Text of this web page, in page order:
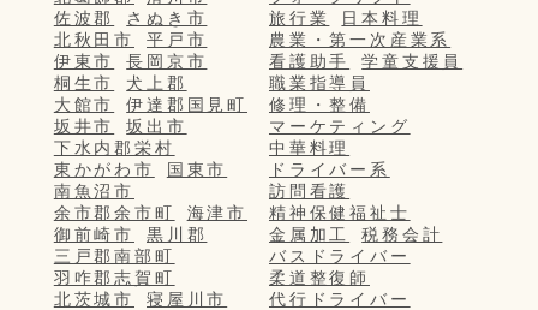
佐波郡
さぬき市
北秋田市
平戸市
伊東市
長岡京市
桐生市
犬上郡
大館市
伊達郡国見町
坂井市
坂出市
下水内郡栄村
東かがわ市
国東市
南魚沼市
余市郡余市町
海津市
御前崎市
黒川郡
三戸郡南部町
羽咋郡志賀町
北茨城市
寝屋川市
旅行業
日本料理
農業・第一次産業系
看護助手
学童支援員
職業指導員
修理・整備
マーケティング
中華料理
ドライバー系
訪問看護
精神保健福祉士
金属加工
税務会計
バスドライバー
柔道整復師
代行ドライバー